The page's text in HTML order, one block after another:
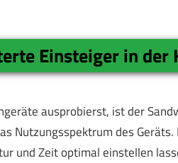
Einsteiger in der
ausprobierst, ist der
Nutzungsspektrum des
und Zeit optimal einstellen